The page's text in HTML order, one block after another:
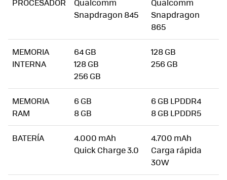
Snapdragon 845
Snapdragon
865
MEMORIA
INTERNA
64 GB
128 GB
256 GB
128 GB
256 GB
MEMORIA
RAM
6 GB
8 GB
6 GB LPDDR4
8 GB LPDDR5
BATERÍA
4.000 mAh
Quick Charge 3.0
4.700 mAh
Carga rápida
30W